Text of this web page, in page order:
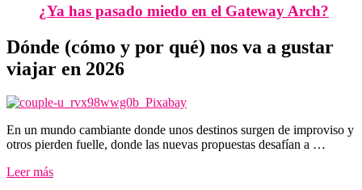
¿Ya has pasado miedo en el Gateway Arch?
Dónde (cómo y por qué) nos va a gustar
viajar en 2026
En un mundo cambiante donde unos destinos surgen de improviso y
otros pierden fuelle, donde las nuevas propuestas desafían a …
Leer más